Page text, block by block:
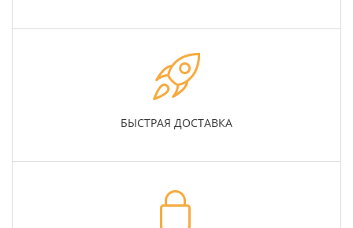
БЫСТРАЯ ДОСТАВКА